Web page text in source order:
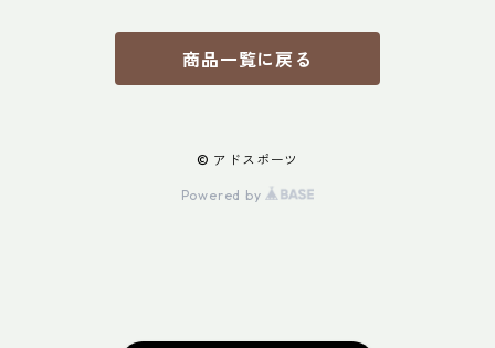
商品一覧に戻る
© アドスポーツ
Powered by